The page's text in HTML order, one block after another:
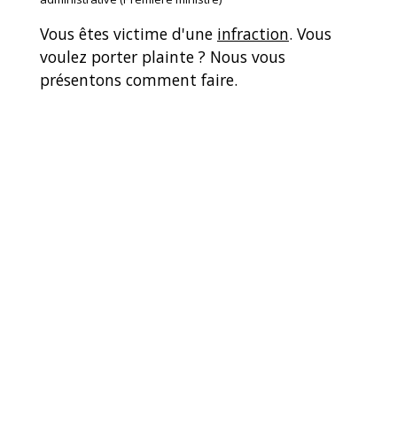
Vous êtes victime d'une infraction. Vous
voulez porter plainte ? Nous vous
présentons comment faire.